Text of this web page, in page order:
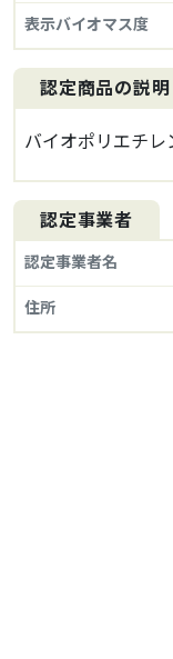
表示バイオマス度
認定商品の説明
バイオポリエチ
認定事業者
認定事業者名
住所